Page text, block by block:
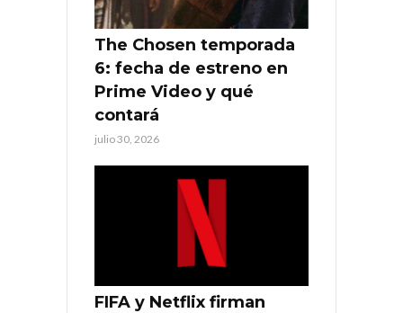
The Chosen temporada
6: fecha de estreno en
Prime Video y qué
contará
julio 30, 2026
FIFA y Netflix firman